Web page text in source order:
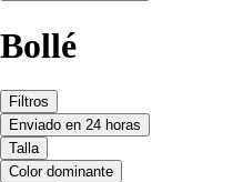
Bollé
Filtros
Enviado en 24 horas
Talla
Color dominante